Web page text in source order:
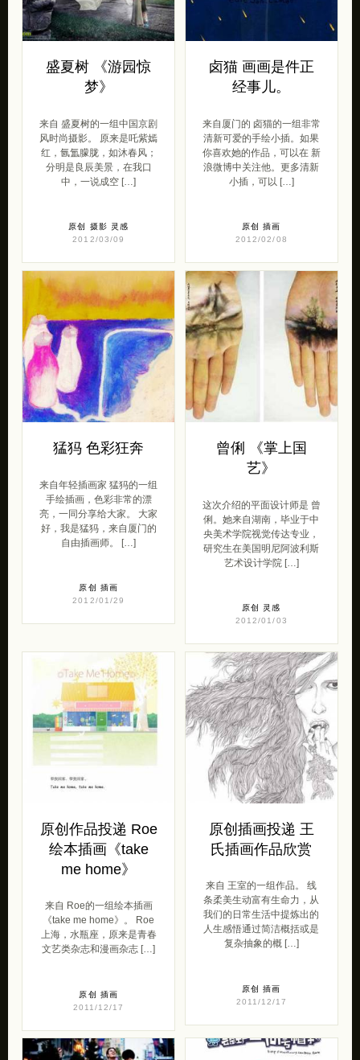
盛夏树 《游园惊
梦》
来自 盛夏树的一组中国京剧
风时尚摄影。 原来是吒紫嫣
红，氤氲朦胧，如沐春风；
分明是良辰美景，在我口
中，一说成空 […]
原创 摄影 灵感
2012/03/09
卤猫 画画是件正
经事儿。
来自厦门的 卤猫的一组非常
清新可爱的手绘小插。如果
你喜欢她的作品，可以在 新
浪微博中关注他。更多清新
小插，可以 […]
原创
插画
2012/02/08
猛犸 色彩狂奔
来自年轻插画家 猛犸的一组
手绘插画，色彩非常的漂
亮，一同分享给大家。 大家
好，我是猛犸，来自厦门的
自由插画师。 […]
原创
插画
2012/01/29
曾俐 《掌上国
艺》
这次介绍的平面设计师是 曾
俐。她来自湖南，毕业于中
央美术学院视觉传达专业，
研究生在美国明尼阿波利斯
艺术设计学院 […]
原创
灵感
2012/01/03
原创作品投递 Roe
绘本插画《take
me home》
来自 Roe的一组绘本插画
《take me home》。 Roe
上海，水瓶座，原来是青春
文艺类杂志和漫画杂志 […]
原创
插画
2011/12/17
原创插画投递 王
氏插画作品欣赏
来自 王室的一组作品。 线
条柔美生动富有生命力，从
我们的日常生活中提炼出的
人生感悟通过简洁概括或是
复杂抽象的概 […]
原创
插画
2011/12/17